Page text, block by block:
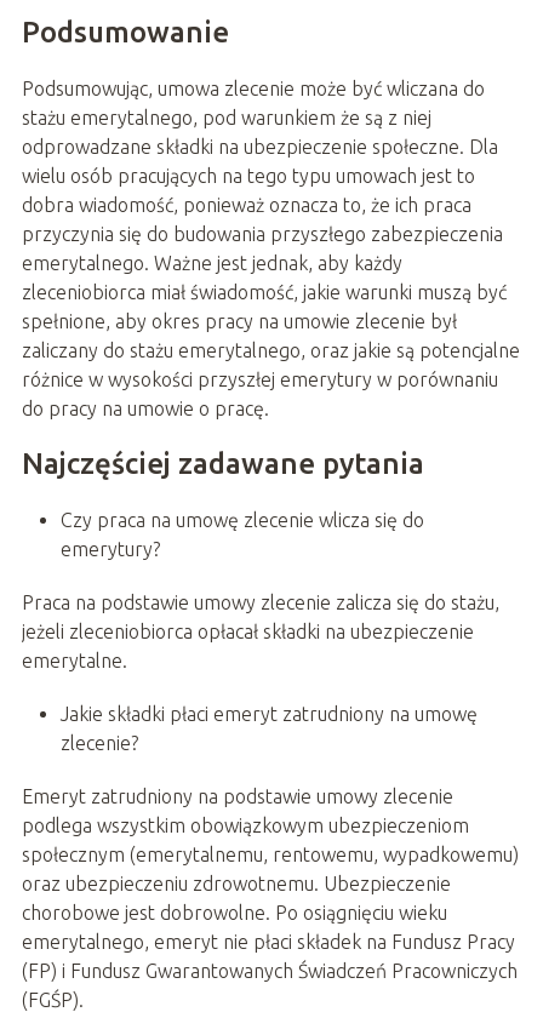
Podsumowanie
Podsumowując, umowa zlecenie może być wliczana do
stażu emerytalnego, pod warunkiem że są z niej
odprowadzane składki na ubezpieczenie społeczne. Dla
wielu osób pracujących na tego typu umowach jest to
dobra wiadomość, ponieważ oznacza to, że ich praca
przyczynia się do budowania przyszłego zabezpieczenia
emerytalnego. Ważne jest jednak, aby każdy
zleceniobiorca miał świadomość, jakie warunki muszą być
spełnione, aby okres pracy na umowie zlecenie był
zaliczany do stażu emerytalnego, oraz jakie są potencjalne
różnice w wysokości przyszłej emerytury w porównaniu
do pracy na umowie o pracę.
Najczęściej zadawane pytania
Czy praca na umowę zlecenie wlicza się do
emerytury?
Praca na podstawie umowy zlecenie zalicza się do stażu,
jeżeli zleceniobiorca opłacał składki na ubezpieczenie
emerytalne.
Jakie składki płaci emeryt zatrudniony na umowę
zlecenie?
Emeryt zatrudniony na podstawie umowy zlecenie
podlega wszystkim obowiązkowym ubezpieczeniom
społecznym (emerytalnemu, rentowemu, wypadkowemu)
oraz ubezpieczeniu zdrowotnemu. Ubezpieczenie
chorobowe jest dobrowolne. Po osiągnięciu wieku
emerytalnego, emeryt nie płaci składek na Fundusz Pracy
(FP) i Fundusz Gwarantowanych Świadczeń Pracowniczych
(FGŚP).